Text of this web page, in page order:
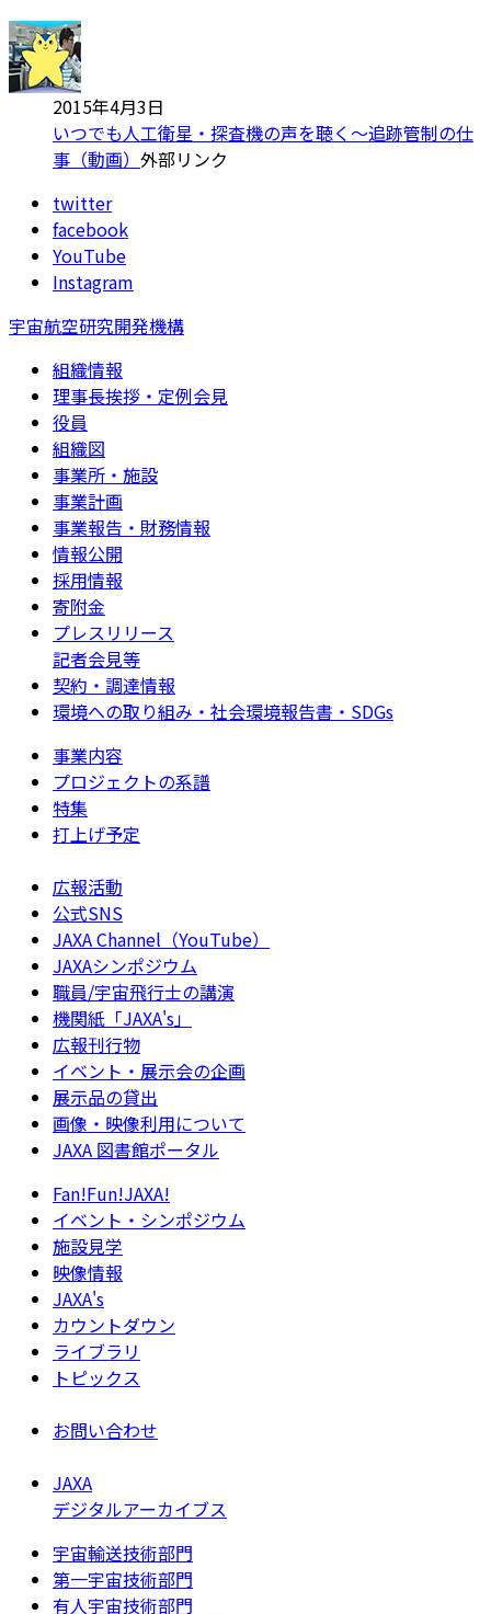
2015年4月3日
いつでも人工衛星・探査機の声を聴く～追跡管制の仕
事（動画） 外部リンク
twitter
facebook
YouTube
Instagram
宇宙航空研究開発機構
組織情報
理事長挨拶・定例会見
役員
組織図
事業所・施設
事業計画
事業報告・財務情報
情報公開
採用情報
寄附金
プレスリリース
記者会見等
契約・調達情報
環境への取り組み・社会環境報告書・SDGs
事業内容
プロジェクトの系譜
特集
打上げ予定
広報活動
公式SNS
JAXA Channel（YouTube）
JAXAシンポジウム
職員/宇宙飛行士の講演
機関紙「JAXA's」
広報刊行物
イベント・展示会の企画
展示品の貸出
画像・映像利用について
JAXA 図書館ポータル
Fan!Fun!JAXA!
イベント・シンポジウム
施設見学
映像情報
JAXA's
カウントダウン
ライブラリ
トピックス
お問い合わせ
JAXA
デジタルアーカイブス
宇宙輸送技術部門
第一宇宙技術部門
有人宇宙技術部門